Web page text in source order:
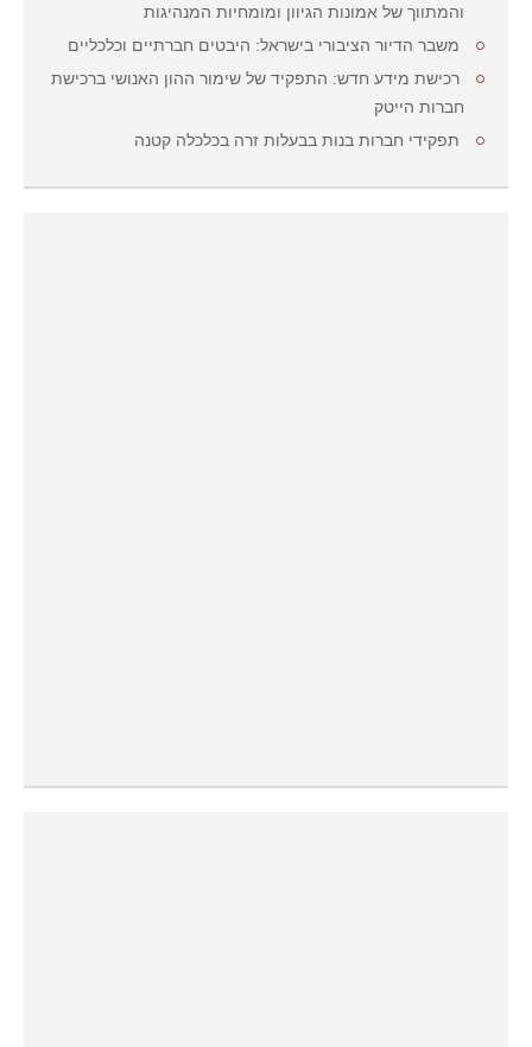
והמתווך של אמונות הגיוון ומומחיות המנהיגות
משבר הדיור הציבורי בישראל: היבטים חברתיים וכלכליים
רכישת מידע חדש: התפקיד של שימור ההון האנושי ברכישת
חברות הייטק
תפקידי חברות בנות בבעלות זרה בכלכלה קטנה